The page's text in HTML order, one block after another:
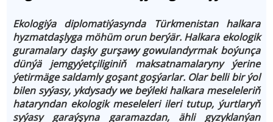
Ekologiýa diplomatiýasynda Türkmenistan halkara
hyzmatdaşlyga möhüm orun berýär. Halkara ekologik
guramalary daşky gurşawy gowulandyrmak boýunça
dünýä jemgyýetçiliginiň maksatnamalaryny ýerine
ýetirmäge saldamly goşant goşýarlar. Olar belli bir ýol
bilen syýasy, ykdysady we beýleki halkara meseleleriň
hataryndan ekologik meseleleri ileri tutup, ýurtlaryň
syýasy garaýşyna garamazdan, ähli gyzyklanýan